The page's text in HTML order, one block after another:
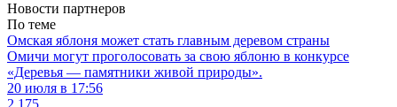
Новости партнеров
По теме
Омская яблоня может стать главным деревом страны
Омичи могут проголосовать за свою яблоню в конкурсе
«Деревья — памятники живой природы».
20 июля в 17:56